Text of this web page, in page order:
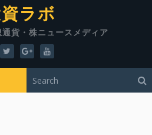
ラボ
貨・株ニュースメディア